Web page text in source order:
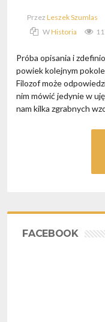
PrzezLeszek Szumlas
WHistoria
Próba opisania i
powiek kolejnym
Filozof może
nim mówić jedynie w
nam kilka zgrabnych
FACEBOOK